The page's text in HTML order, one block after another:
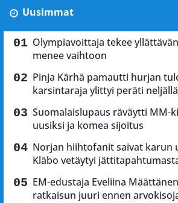
Uusimmat
Olympiavoittaja tekee
menee vaihtoon
Pinja Kärhä pamautti hurjan
karsintaraja ylittyi peräti
Suomalaislupaus räväytti MM-
uusiksi ja komea sijoitus
Norjan hiihtofanit saivat karun
Kläbo vetäytyi
EM-edustaja Eveliina
ratkaisun juuri ennen